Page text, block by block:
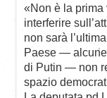
«Non è la prima
interferire
non sarà
Paese —
di Putin — non
spazio